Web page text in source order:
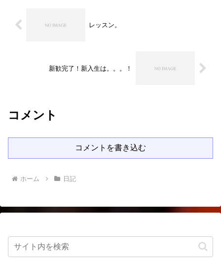
レッスン。
新歓完了！新入生は。。。！
コメント
コメントを書き込む
ホーム 日記